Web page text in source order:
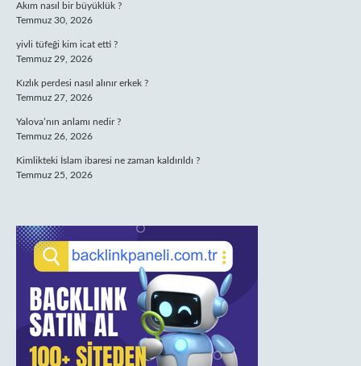
Akım nasıl bir büyüklük ?
Temmuz 30, 2026
yivli tüfeği kim icat etti ?
Temmuz 29, 2026
Kızlık perdesi nasıl alınır erkek ?
Temmuz 27, 2026
Yalova’nın anlamı nedir ?
Temmuz 26, 2026
Kimlikteki İslam ibaresi ne zaman kaldırıldı ?
Temmuz 25, 2026